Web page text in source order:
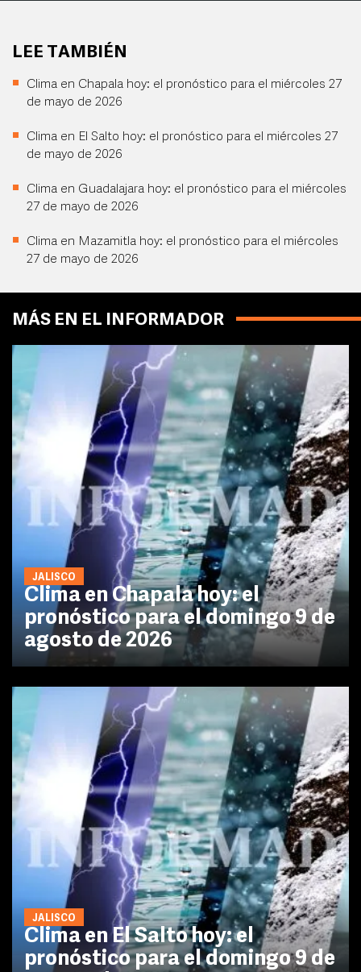
LEE TAMBIÉN
Clima en Chapala hoy: el pronóstico para el miércoles 27
de mayo de 2026
Clima en El Salto hoy: el pronóstico para el miércoles 27
de mayo de 2026
Clima en Guadalajara hoy: el pronóstico para el miércoles
27 de mayo de 2026
Clima en Mazamitla hoy: el pronóstico para el miércoles
27 de mayo de 2026
MÁS EN EL INFORMADOR
JALISCO
Clima en Chapala hoy: el
pronóstico para el domingo 9 de
agosto de 2026
JALISCO
Clima en El Salto hoy: el
pronóstico para el domingo 9 de